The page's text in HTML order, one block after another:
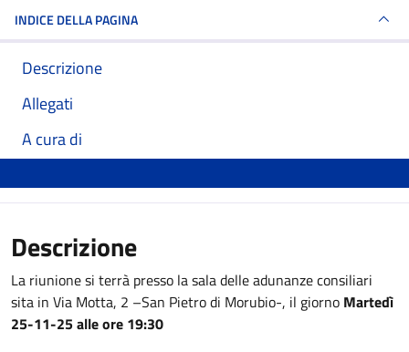
INDICE DELLA PAGINA
Descrizione
Allegati
A cura di
Descrizione
La riunione si terrà presso la sala delle adunanze consiliari
sita in Via Motta, 2 –San Pietro di Morubio-, il giorno Martedì
25-11-25 alle ore 19:30